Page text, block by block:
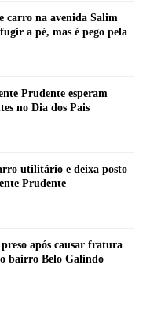
carro na avenida Salim
a pé, mas é pego pela
Prudente esperam
no Dia dos Pais
utilitário e deixa posto
Prudente
após causar fratura
bairro Belo Galindo